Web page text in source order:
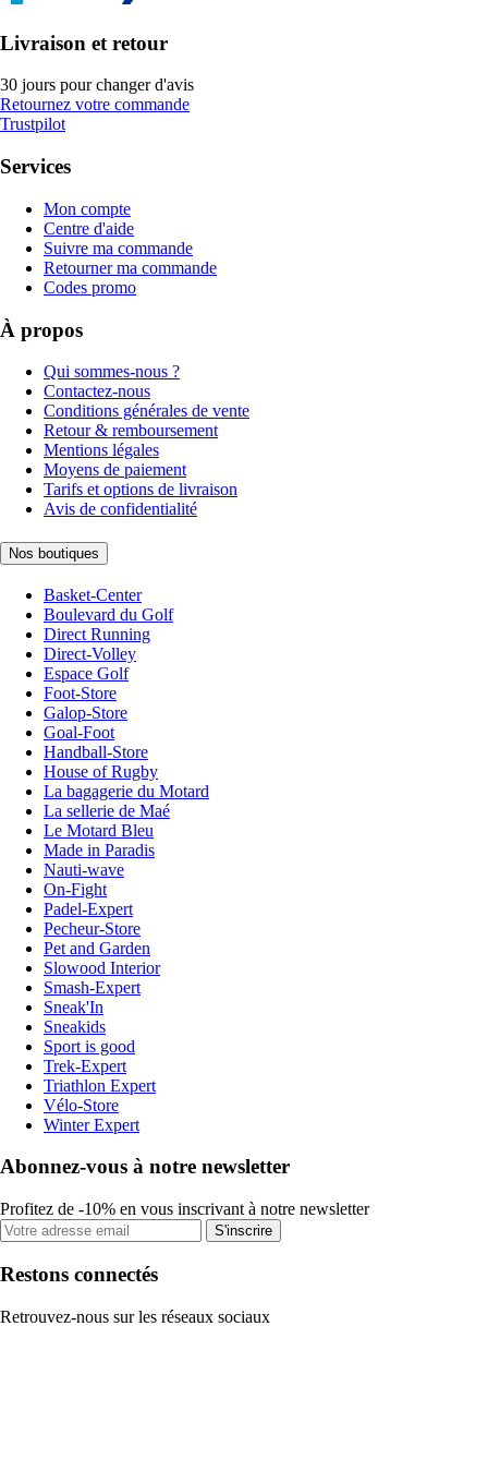
Livraison et retour
30 jours pour changer d'avis
Retournez votre commande
Trustpilot
Services
Mon compte
Centre d'aide
Suivre ma commande
Retourner ma commande
Codes promo
À propos
Qui sommes-nous ?
Contactez-nous
Conditions générales de vente
Retour & remboursement
Mentions légales
Moyens de paiement
Tarifs et options de livraison
Avis de confidentialité
Nos boutiques
Basket-Center
Boulevard du Golf
Direct Running
Direct-Volley
Espace Golf
Foot-Store
Galop-Store
Goal-Foot
Handball-Store
House of Rugby
La bagagerie du Motard
La sellerie de Maé
Le Motard Bleu
Made in Paradis
Nauti-wave
On-Fight
Padel-Expert
Pecheur-Store
Pet and Garden
Slowood Interior
Smash-Expert
Sneak'In
Sneakids
Sport is good
Trek-Expert
Triathlon Expert
Vélo-Store
Winter Expert
Abonnez-vous à notre newsletter
Profitez de -10% en vous inscrivant à notre newsletter
S'inscrire
Restons connectés
Retrouvez-nous sur les réseaux sociaux